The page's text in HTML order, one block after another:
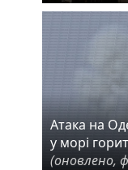
Атака на
у морі
(оновлено,